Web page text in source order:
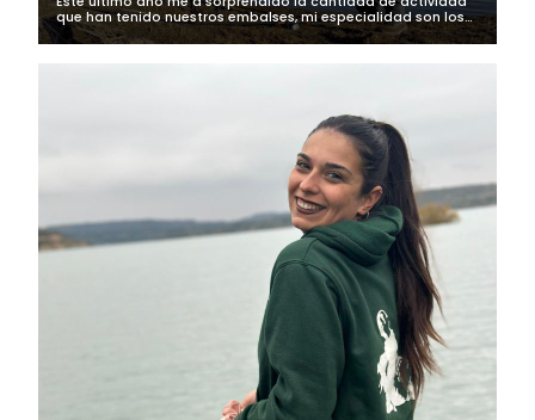
que han tenido nuestros embalses, mi especialidad son los
depredadores, mas concretamente el Black bass, y me a
parecido increíble la...